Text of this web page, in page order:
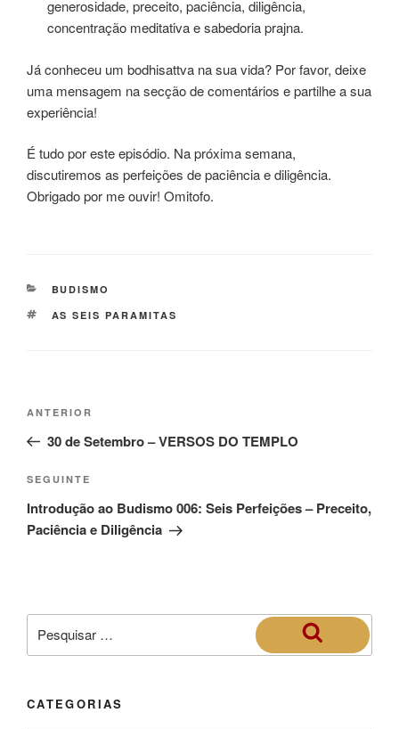
generosidade, preceito, paciência, diligência,
concentração meditativa e sabedoria prajna.
Já conheceu um bodhisattva na sua vida? Por favor, deixe
uma mensagem na secção de comentários e partilhe a sua
experiência!
É tudo por este episódio. Na próxima semana,
discutiremos as perfeições de paciência e diligência.
Obrigado por me ouvir! Omitofo.
BUDISMO
AS SEIS PARAMITAS
ANTERIOR
30 de Setembro – VERSOS DO TEMPLO
SEGUINTE
Introdução ao Budismo 006: Seis Perfeições – Preceito,
Paciência e Diligência
CATEGORIAS